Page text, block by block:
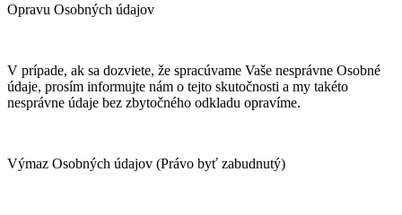
Opravu Osobných údajov
V prípade, ak sa dozviete, že spracúvame Vaše nesprávne Osobné
údaje, prosím informujte nám o tejto skutočnosti a my takéto
nesprávne údaje bez zbytočného odkladu opravíme.
Výmaz Osobných údajov (Právo byť zabudnutý)